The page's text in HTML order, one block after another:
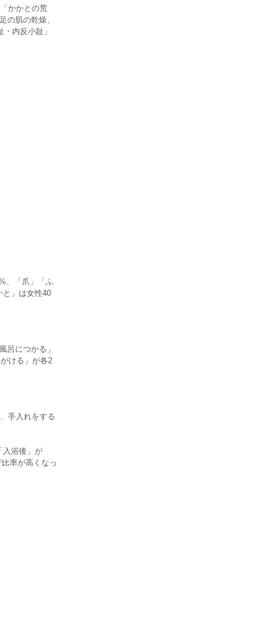
かかとの荒
の肌の乾燥、
内反小趾」
、「爪」「ふ
と」は女性40
呂につかる」
ける」が各2
手入れをする
入浴後」が
率が高くなっ